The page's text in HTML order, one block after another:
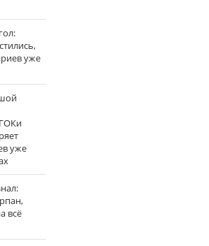
уже
уже
всё